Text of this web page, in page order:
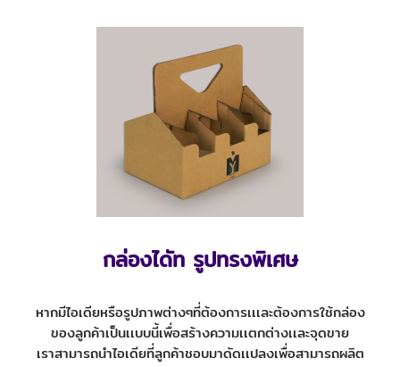
กล่องไดัท รูปทรงพิเศษ
หากมีไอเดียหรือรูปภาพต่างๆที่ต้องการเเเละต้องการใช้กล่อง
ของลูกค้าเป็นเเบบนี้เพื่อสร้างความเเตกต่างเเละจุดขาย
เราสามารถนำไอเดียที่ลูกค้าชอบมาดัดเเปลงเพื่อสามารถผลิต